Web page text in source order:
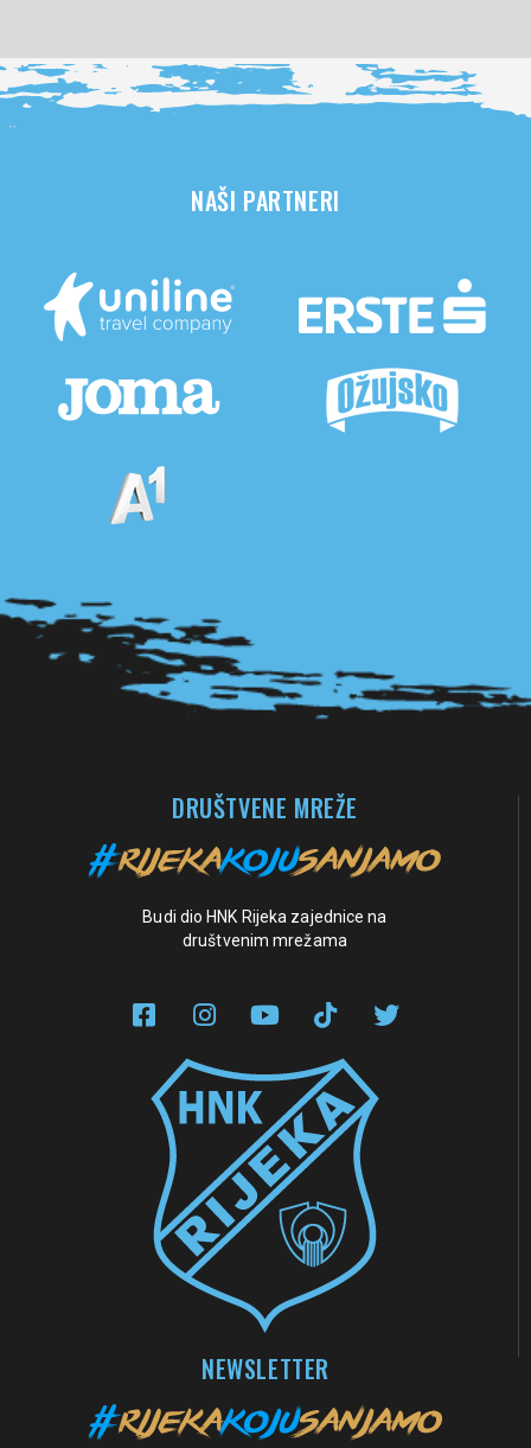
NAŠI PARTNERI
DRUŠTVENE MREŽE
Budi dio HNK Rijeka zajednice na
društvenim mrežama
NEWSLETTER